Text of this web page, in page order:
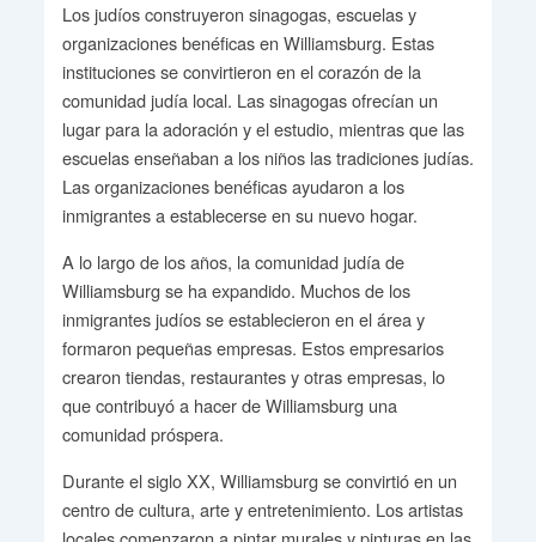
Los judíos construyeron sinagogas, escuelas y
organizaciones benéficas en Williamsburg. Estas
instituciones se convirtieron en el corazón de la
comunidad judía local. Las sinagogas ofrecían un
lugar para la adoración y el estudio, mientras que las
escuelas enseñaban a los niños las tradiciones judías.
Las organizaciones benéficas ayudaron a los
inmigrantes a establecerse en su nuevo hogar.
A lo largo de los años, la comunidad judía de
Williamsburg se ha expandido. Muchos de los
inmigrantes judíos se establecieron en el área y
formaron pequeñas empresas. Estos empresarios
crearon tiendas, restaurantes y otras empresas, lo
que contribuyó a hacer de Williamsburg una
comunidad próspera.
Durante el siglo XX, Williamsburg se convirtió en un
centro de cultura, arte y entretenimiento. Los artistas